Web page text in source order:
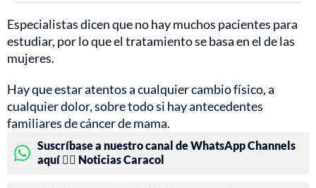
Especialistas dicen que no hay muchos pacientes para
estudiar, por lo que el tratamiento se basa en el de las
mujeres.
Hay que estar atentos a cualquier cambio físico, a
cualquier dolor, sobre todo si hay antecedentes
familiares de cáncer de mama.
Suscríbase a nuestro canal de WhatsApp Channels
aquí 👉🏻 Noticias Caracol